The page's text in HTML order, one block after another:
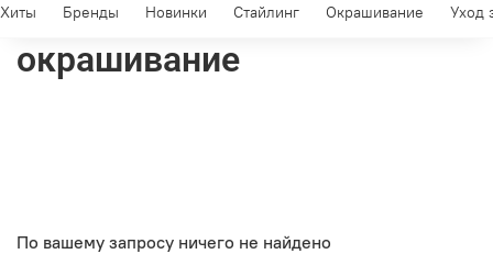
Хиты Бренды Новинки Стайлинг Окрашивание Уход
окрашивание
По вашему запросу ничего не найдено